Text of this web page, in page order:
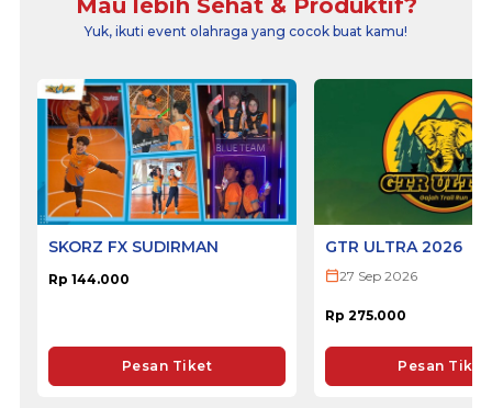
Mau lebih Sehat & Produktif?
Yuk, ikuti event olahraga yang cocok buat kamu!
SKORZ FX SUDIRMAN
Rp 144.000
Pesan Tiket
GTR ULTRA 2026
27 Sep 2026
Rp 275.000
Pesan Tiket